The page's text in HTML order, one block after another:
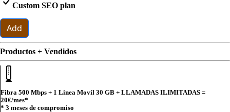
Custom SEO plan
Add
Productos + Vendidos
Fibra 500 Mbps + 1 Linea Movil 30 GB + LLAMADAS ILIMITADAS =
20€/mes*
* 3 meses de compromiso